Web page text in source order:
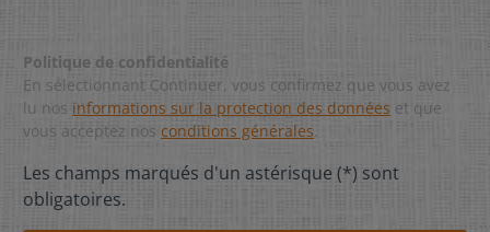
Politique de confidentialité
En sélectionnant Continuer, vous confirmez que vous avez
lu nos informations sur la protection des données et que
vous acceptez nos conditions générales.
Les champs marqués d'un astérisque (*) sont
obligatoires.